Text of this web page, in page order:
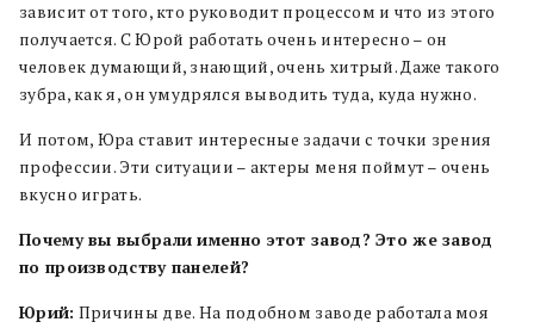
зависит от того, кто руководит процессом и что из этого
получается. С Юрой работать очень интересно – он
человек думающий, знающий, очень хитрый. Даже такого
зубра, как я, он умудрялся выводить туда, куда нужно.
И потом, Юра ставит интересные задачи с точки зрения
профессии. Эти ситуации – актеры меня поймут – очень
вкусно играть.
Почему вы выбрали именно этот завод? Это же завод
по производству панелей?
Юрий: Причины две. На подобном заводе работала моя